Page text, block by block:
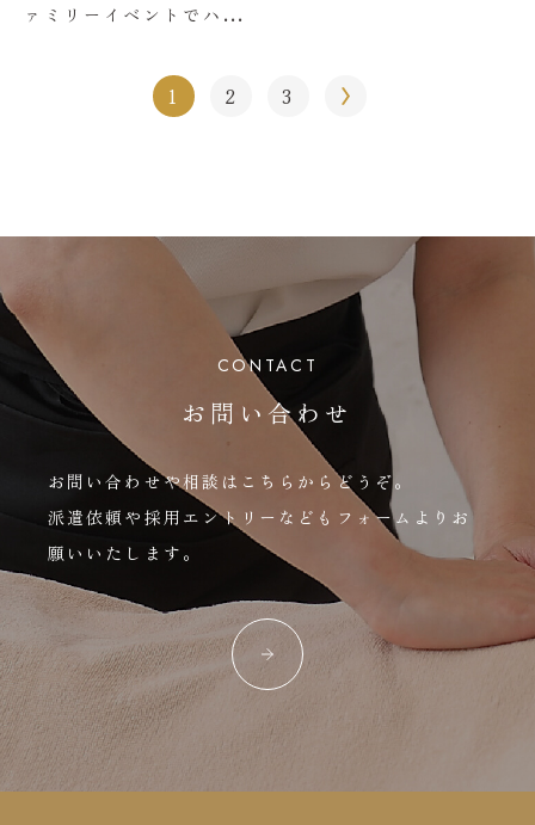
ァミリーイベントでハン
1 2 3
CONTACT
お問い合わせ
お問い合わせや相談はこちらからどうぞ。
派遣依頼や採用エントリーなどもフォームよりお
願いいたします。